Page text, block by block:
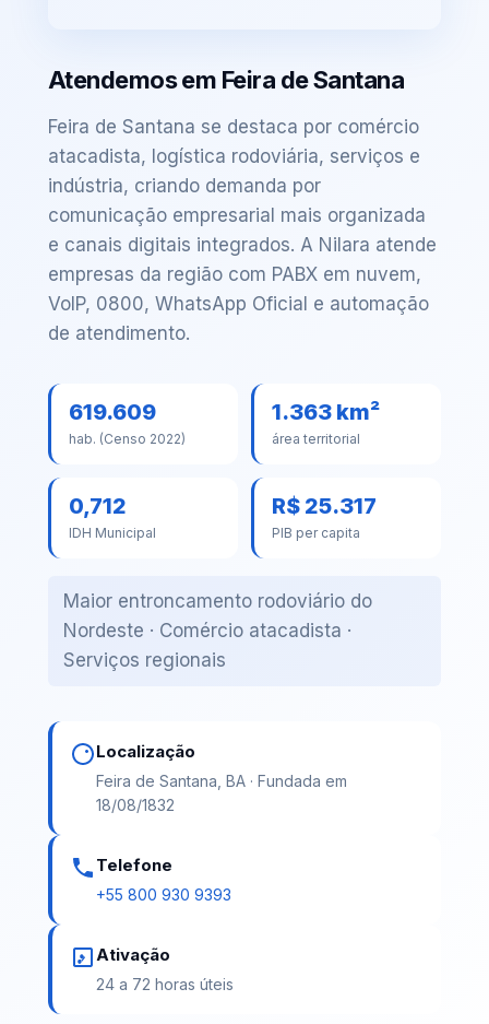
Atendemos em Feira de Santana
Feira de Santana se destaca por comércio
atacadista, logística rodoviária, serviços e
indústria, criando demanda por
comunicação empresarial mais organizada
e canais digitais integrados. A Nilara atende
empresas da região com PABX em nuvem,
VoIP, 0800, WhatsApp Oficial e automação
de atendimento.
619.609
hab. (Censo 2022)
1.363 km²
área territorial
0,712
IDH Municipal
R$ 25.317
PIB per capita
Maior entroncamento rodoviário do
Nordeste · Comércio atacadista ·
Serviços regionais
Localização
Feira de Santana, BA · Fundada em
18/08/1832
Telefone
+55 800 930 9393
Ativação
24 a 72 horas úteis